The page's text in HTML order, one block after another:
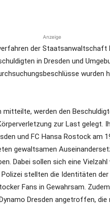
Anzeige
der Staatsanwaltschaft
in Dresden und
wurden
werden den
zur Last gelegt.
und FC Hansa Rostock am
gewaltsamen
Dabei sollen sich eine
stellten die Identitäten
Fans in Gewahrsam.
Dresden angetroffen,